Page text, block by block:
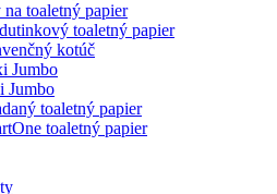
toaletný papier
toaletný papier
kotúč
Jumbo
Jumbo
toaletný papier
toaletný papier